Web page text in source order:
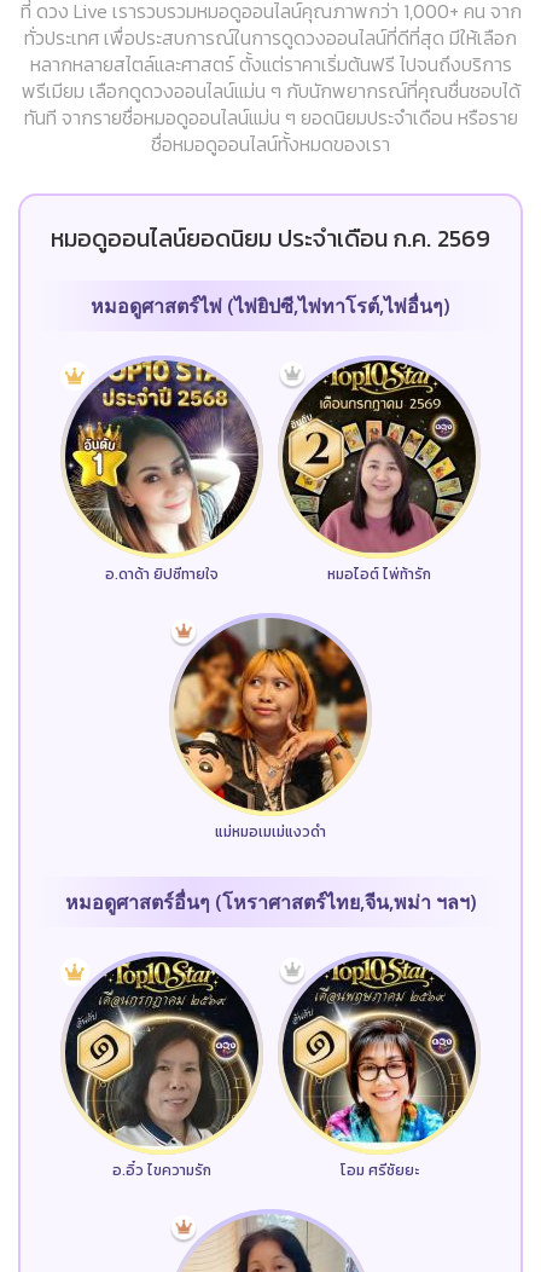
ที่ ดวง Live เรารวบรวมหมอดูออนไลน์คุณภาพกว่า 1,000+ คน จาก
ทั่วประเทศ เพื่อประสบการณ์ในการดูดวงออนไลน์ที่ดีที่สุด มีให้เลือก
หลากหลายสไตล์และศาสตร์ ตั้งแต่ราคาเริ่มต้นฟรี ไปจนถึงบริการ
พรีเมียม เลือกดูดวงออนไลน์แม่น ๆ กับนักพยากรณ์ที่คุณชื่นชอบได้
ทันที จากรายชื่อหมอดูออนไลน์แม่น ๆ ยอดนิยมประจำเดือน หรือราย
ชื่อหมอดูออนไลน์ทั้งหมดของเรา
หมอดูออนไลน์ยอดนิยม ประจำเดือน ก.ค. 2569
หมอดูศาสตร์ไพ่ (ไพ่ยิปซี,ไพ่ทาโรต์,ไพ่อื่นๆ)
อ.ดาด้า ยิปซีทายใจ หมอไอต์ ไพ่ท้ารัก
แม่หมอเมเม่แงวดำ
หมอดูศาสตร์อื่นๆ (โหราศาสตร์ไทย,จีน,พม่า ฯลฯ)
อ.อิ๋ว ไขความรัก โอม ศรีชัยยะ